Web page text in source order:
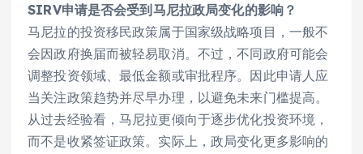
SIRV申请是否会受到马尼拉政局变化的影响？
马尼拉的投资移民政策属于国家级战略项目，一般不
会因政府换届而被轻易取消。不过，不同政府可能会
调整投资领域、最低金额或审批程序。因此申请人应
当关注政策趋势并尽早办理，以避免未来门槛提高。
从过去经验看，马尼拉更倾向于逐步优化投资环境，
而不是收紧签证政策。实际上，政局变化更多影响的